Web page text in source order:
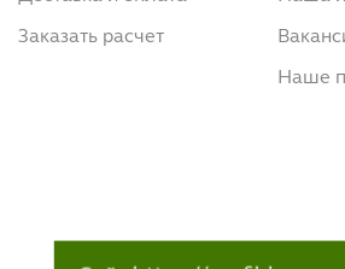
Заказать расчет
Наше